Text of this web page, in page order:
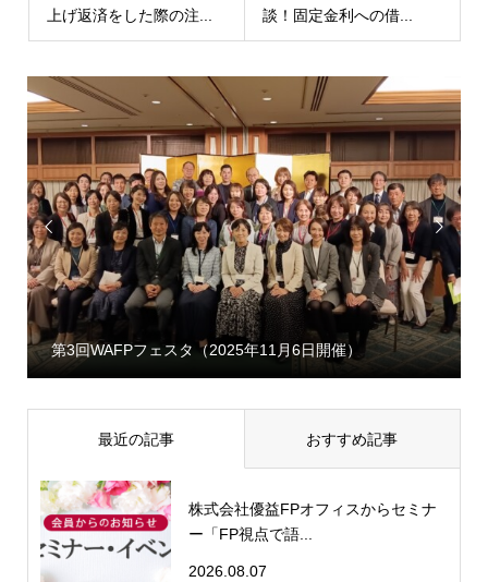
上げ返済をした際の注...
談！固定金利への借...

第3回WAFPフェスタ（2025年11月6日開催）

最近の記事 おすすめ記事
株式会社優益FPオフィスからセミナ
ー「FP視点で語...
2026.08.07